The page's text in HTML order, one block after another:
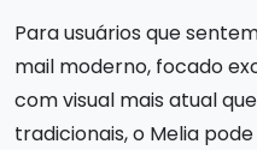
Para usuários que
mail moderno, focado
com visual mais atual
tradicionais, o Melia